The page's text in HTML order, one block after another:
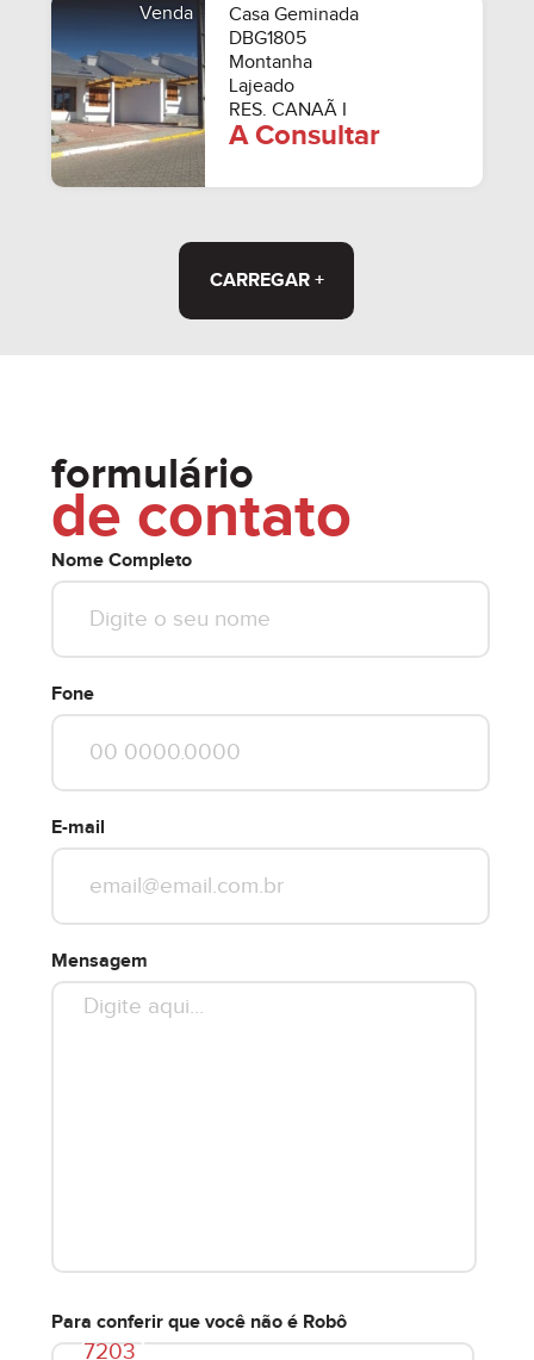
Venda
Casa Geminada
DBG1805
Montanha
Lajeado
RES. CANAÃ I
A Consultar
CARREGAR +
formulário
de contato
Nome Completo
Fone
E-mail
Mensagem
Para conferir que você não é Robô